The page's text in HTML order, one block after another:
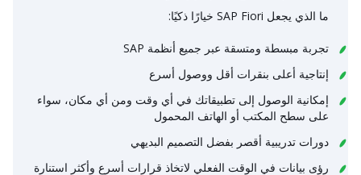
ما الذي يجعل SAP Fiori خيارًا ذكيًا:
تجربة مبسطة ومتسقة عبر جميع أنظمة SAP
إنتاجية أعلى بنقرات أقل ووصول أسرع
إمكانية الوصول إلى تطبيقاتك في أي وقت ومن أي مكان، سواء
على سطح المكتب أو الهاتف المحمول
دورات تدريبية أقصر بفضل التصميم البديهي
رؤى بيانات في الوقت الفعلي لاتخاذ قرارات أسرع وأكثر استنارة